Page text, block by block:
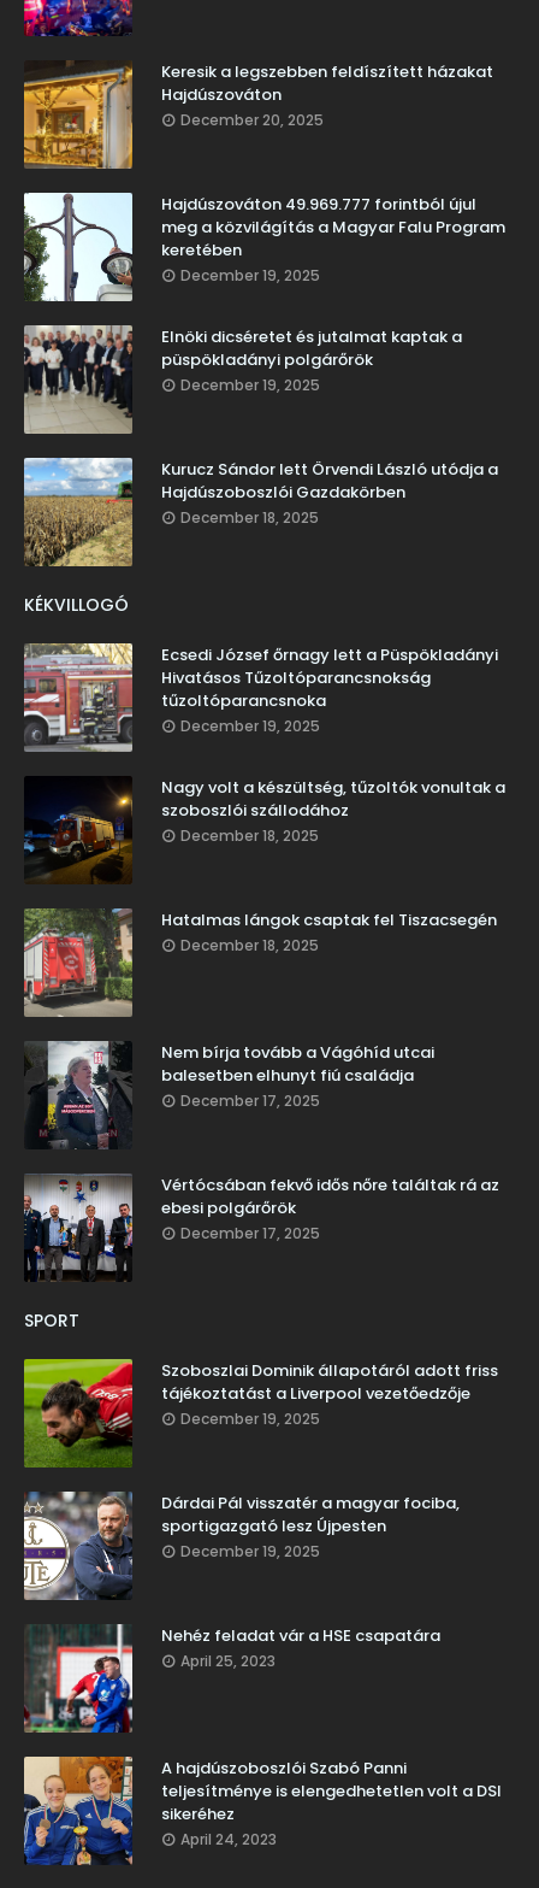
Keresik a legszebben feldíszített házakat
Hajdúszováton
December 20, 2025
Hajdúszováton 49.969.777 forintból újul
meg a közvilágítás a Magyar Falu Program
keretében
December 19, 2025
Elnöki dicséretet és jutalmat kaptak a
püspökladányi polgárőrök
December 19, 2025
Kurucz Sándor lett Örvendi László utódja a
Hajdúszoboszlói Gazdakörben
December 18, 2025
KÉKVILLOGÓ
Ecsedi József őrnagy lett a Püspökladányi
Hivatásos Tűzoltóparancsnokság
tűzoltóparancsnoka
December 19, 2025
Nagy volt a készültség, tűzoltók vonultak a
szoboszlói szállodához
December 18, 2025
Hatalmas lángok csaptak fel Tiszacsegén
December 18, 2025
Nem bírja tovább a Vágóhíd utcai
balesetben elhunyt fiú családja
December 17, 2025
Vértócsában fekvő idős nőre találtak rá az
ebesi polgárőrök
December 17, 2025
SPORT
Szoboszlai Dominik állapotáról adott friss
tájékoztatást a Liverpool vezetőedzője
December 19, 2025
Dárdai Pál visszatér a magyar fociba,
sportigazgató lesz Újpesten
December 19, 2025
Nehéz feladat vár a HSE csapatára
April 25, 2023
A hajdúszoboszlói Szabó Panni
teljesítménye is elengedhetetlen volt a DSI
sikeréhez
April 24, 2023